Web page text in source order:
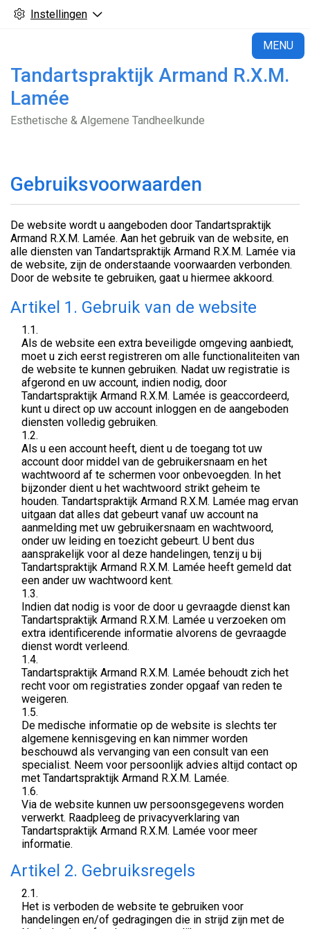
Instellingen
MENU
Tandartspraktijk Armand R.X.M.
Lamée
Esthetische & Algemene Tandheelkunde
Gebruiksvoorwaarden
De website wordt u aangeboden door Tandartspraktijk
Armand R.X.M. Lamée. Aan het gebruik van de website, en
alle diensten van Tandartspraktijk Armand R.X.M. Lamée via
de website, zijn de onderstaande voorwaarden verbonden.
Door de website te gebruiken, gaat u hiermee akkoord.
Artikel 1. Gebruik van de website
1.1.
Als de website een extra beveiligde omgeving aanbiedt,
moet u zich eerst registreren om alle functionaliteiten van
de website te kunnen gebruiken. Nadat uw registratie is
afgerond en uw account, indien nodig, door
Tandartspraktijk Armand R.X.M. Lamée is geaccordeerd,
kunt u direct op uw account inloggen en de aangeboden
diensten volledig gebruiken.
1.2.
Als u een account heeft, dient u de toegang tot uw
account door middel van de gebruikersnaam en het
wachtwoord af te schermen voor onbevoegden. In het
bijzonder dient u het wachtwoord strikt geheim te
houden. Tandartspraktijk Armand R.X.M. Lamée mag ervan
uitgaan dat alles dat gebeurt vanaf uw account na
aanmelding met uw gebruikersnaam en wachtwoord,
onder uw leiding en toezicht gebeurt. U bent dus
aansprakelijk voor al deze handelingen, tenzij u bij
Tandartspraktijk Armand R.X.M. Lamée heeft gemeld dat
een ander uw wachtwoord kent.
1.3.
Indien dat nodig is voor de door u gevraagde dienst kan
Tandartspraktijk Armand R.X.M. Lamée u verzoeken om
extra identificerende informatie alvorens de gevraagde
dienst wordt verleend.
1.4.
Tandartspraktijk Armand R.X.M. Lamée behoudt zich het
recht voor om registraties zonder opgaaf van reden te
weigeren.
1.5.
De medische informatie op de website is slechts ter
algemene kennisgeving en kan nimmer worden
beschouwd als vervanging van een consult van een
specialist. Neem voor persoonlijk advies altijd contact op
met Tandartspraktijk Armand R.X.M. Lamée.
1.6.
Via de website kunnen uw persoonsgegevens worden
verwerkt. Raadpleeg de privacyverklaring van
Tandartspraktijk Armand R.X.M. Lamée voor meer
informatie.
Artikel 2. Gebruiksregels
2.1.
Het is verboden de website te gebruiken voor
handelingen en/of gedragingen die in strijd zijn met de